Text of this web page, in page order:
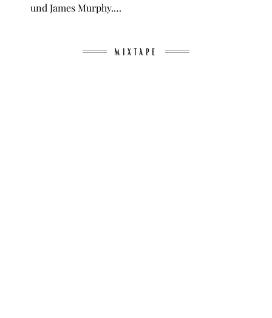
und James Murphy.…
MIXTAPE